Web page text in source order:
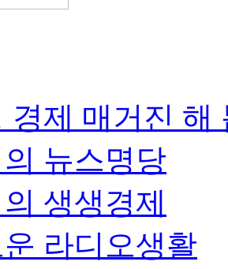
경제 매거진 해
뉴스명당
생생경제
라디오생활